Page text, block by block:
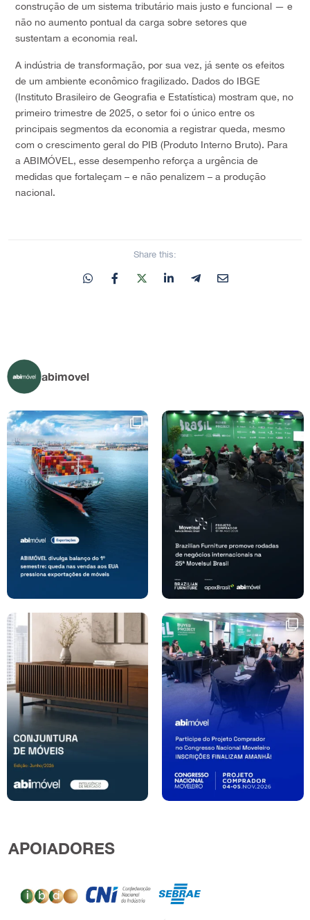
construção de um sistema tributário mais justo e funcional — e
não no aumento pontual da carga sobre setores que
sustentam a economia real.
A indústria de transformação, por sua vez, já sente os efeitos
de um ambiente econômico fragilizado. Dados do IBGE
(Instituto Brasileiro de Geografia e Estatística) mostram que, no
primeiro trimestre de 2025, o setor foi o único entre os
principais segmentos da economia a registrar queda, mesmo
com o crescimento geral do PIB (Produto Interno Bruto). Para
a ABIMÓVEL, esse desempenho reforça a urgência de
medidas que fortaleçam – e não penalizem – a produção
nacional.
Share this:
abimovel
APOIADORES